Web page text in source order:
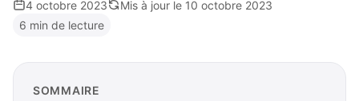
4 octobre 2023
Mis à jour le 10 octobre 2023
6 min de lecture
SOMMAIRE